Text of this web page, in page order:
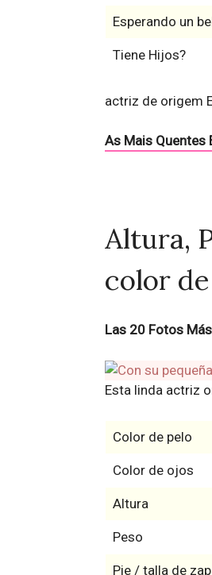
Esperando un
Tiene Hijos?
actriz de origem
As Mais Quentes
Altura,
color
Las 20 Fotos
Esta linda actriz
Color de pelo
Color de ojos
Altura
Peso
Pie / talla de